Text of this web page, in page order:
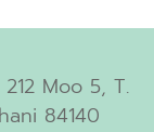
Moo 5, T.
84140